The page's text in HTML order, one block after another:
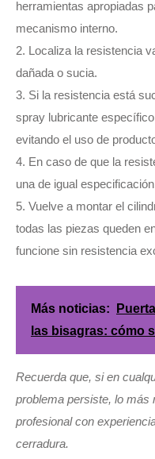
herramientas apropiadas
mecanismo interno.
2. Localiza la resistencia
dañada o sucia.
3. Si la resistencia está
spray lubricante
evitando el uso de
4. En caso de que la
una de igual
5. Vuelve a montar el
todas las piezas queden
funcione sin resistencia
Más noticias:
las bisagras: cómo
Recuerda que, si en
problema persiste, lo más
profesional con
cerradura.